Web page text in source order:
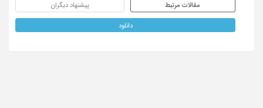
مقالات مرتبط پیشنهاد دیگران
دانلود